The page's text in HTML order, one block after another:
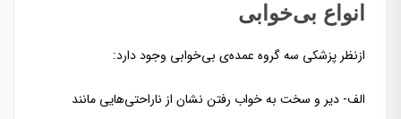
انواع بی‌خوابی
ازنظر پزشکی سه گروه عمده‌ی بی‌خوابی وجود دارد:
الف- دیر و سخت به خواب رفتن نشان از ناراحتی‌هایی مانند